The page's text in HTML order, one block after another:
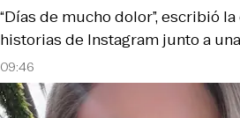
09:46
“Días de mucho dolor”, escribió
historias de Instagram junto a